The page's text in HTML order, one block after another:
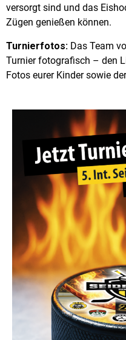
versorgt sind und das
Zügen genießen können.
Turnierfotos: Das Team
Turnier fotografisch – den
Fotos eurer Kinder sowie